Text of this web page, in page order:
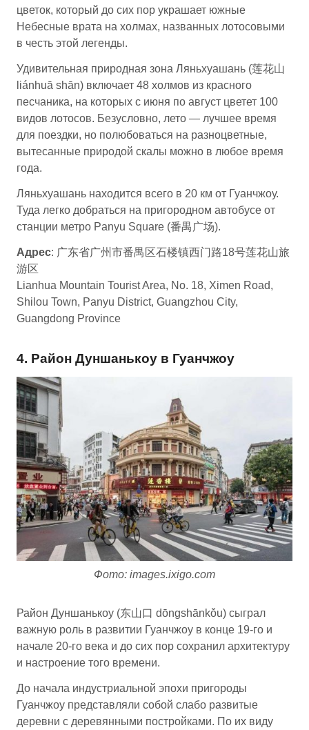
цветок, который до сих пор украшает южные
Небесные врата на холмах, названных лотосовыми
в честь этой легенды.
Удивительная природная зона Ляньхуашань (莲花山
liánhuā shān) включает 48 холмов из красного
песчаника, на которых с июня по август цветет 100
видов лотосов. Безусловно, лето — лучшее время
для поездки, но полюбоваться на разноцветные,
вытесанные природой скалы можно в любое время
года.
Ляньхуашань находится всего в 20 км от Гуанчжоу.
Туда легко добраться на пригородном автобусе от
станции метро Panyu Square (番禺广场).
Адрес: 广东省广州市番禺区石楼镇西门路18号莲花山旅
游区
Lianhua Mountain Tourist Area, No. 18, Ximen Road,
Shilou Town, Panyu District, Guangzhou City,
Guangdong Province
4. Район Дуншанькоу в Гуанчжоу
Фото: images.ixigo.com
Район Дуншанькоу (东山口 dōngshānkǒu) сыграл
важную роль в развитии Гуанчжоу в конце 19-го и
начале 20-го века и до сих пор сохранил архитектуру
и настроение того времени.
До начала индустриальной эпохи пригороды
Гуанчжоу представляли собой слабо развитые
деревни с деревянными постройками. По их виду